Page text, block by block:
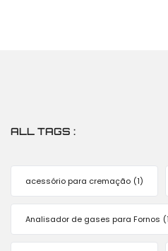
ALL TAGS :
acessório para cremação (1)
Analisador de gases para Fornos